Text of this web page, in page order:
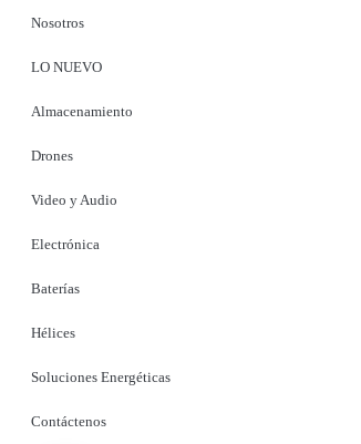
Nosotros
LO NUEVO
Almacenamiento
Drones
Video y Audio
Electrónica
Baterías
Hélices
Soluciones Energéticas
Contáctenos